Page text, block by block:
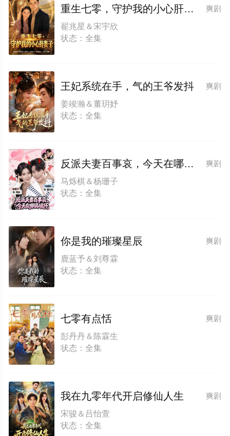
爽剧
重生七零，守护我的小心肝妻子
翟兆星＆宋宇欣
状态：全集
爽剧
王妃系统在手，气的王爷发抖
姜竣瀚＆董玥妤
状态：全集
爽剧
反派夫妻百事哀，今天在哪搞破坏
马烁棋＆杨珊子
状态：全集
爽剧
你是我的璀璨星辰
鹿蓝予＆刘尊霖
状态：全集
爽剧
七零有点恬
彭丹丹＆陈霖生
状态：全集
爽剧
我在九零年代开启修仙人生
宋骏＆吕怡萱
状态：全集